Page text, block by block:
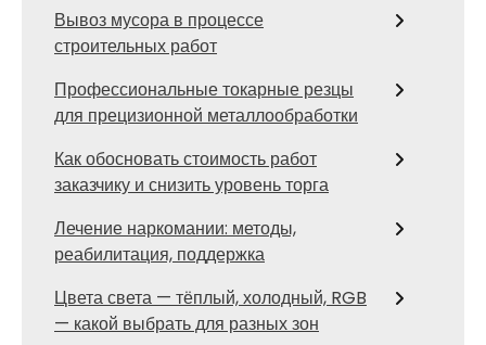
Вывоз мусора в процессе
строительных работ
Профессиональные токарные резцы
для прецизионной металлообработки
Как обосновать стоимость работ
заказчику и снизить уровень торга
Лечение наркомании: методы,
реабилитация, поддержка
Цвета света — тёплый, холодный, RGB
— какой выбрать для разных зон